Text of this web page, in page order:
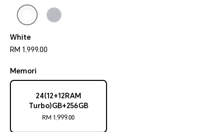
White
RM 1,999.00
Memori
24(12+12RAM
Turbo)GB+256GB
RM 1,999.00